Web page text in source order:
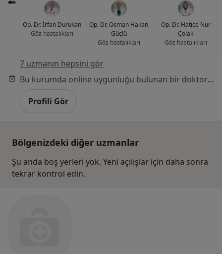
Op. Dr. İrfan Durukan
Göz hastalıkları
Op. Dr. Osman Hakan
Güçlü
Göz hastalıkları
Op. Dr. Hatice Nur
Çolak
Göz hastalıkları
7 uzmanın hepsini gör
Bu kurumda online uygunluğu bulunan bir doktor veya uzman bulunamadı
Profili Gör
Bölgenizdeki diğer uzmanlar
Şu anda boş yerleri yok. Yeni açılışlar için daha sonra
tekrar kontrol edin.